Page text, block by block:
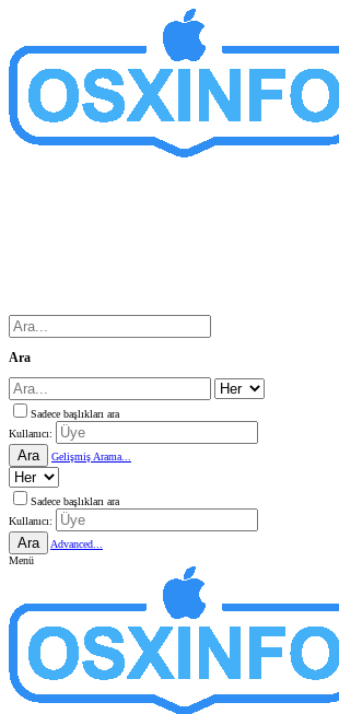
Ara
Sadece başlıkları ara
Kullanıcı:
Ara Gelişmiş Arama...
Sadece başlıkları ara
Kullanıcı:
Ara
Advanced...
Menü